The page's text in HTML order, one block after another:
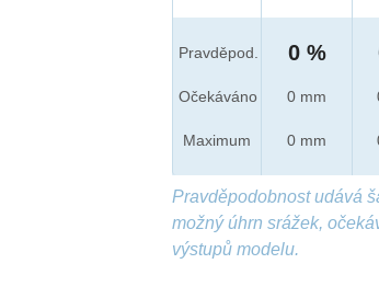
Pravděpod.
Očekáváno
Maximum
0 %
0 mm
0 mm
Pravděpodobnost udává
možný úhrn srážek,
výstupů modelu.